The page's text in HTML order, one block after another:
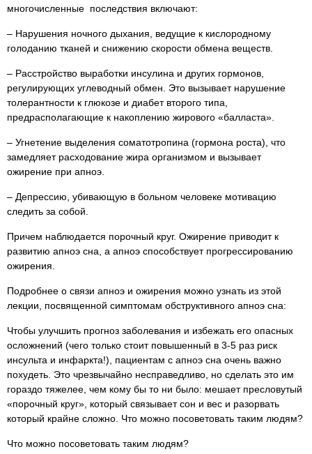
многочисленные последствия включают:
– Нарушения ночного дыхания, ведущие к кислородному
голоданию тканей и снижению скорости обмена веществ.
– Расстройство выработки инсулина и других гормонов,
регулирующих углеводный обмен. Это вызывает нарушение
толерантности к глюкозе и диабет второго типа,
предрасполагающие к накоплению жирового «балласта».
– Угнетение выделения соматотропина (гормона роста), что
замедляет расходование жира организмом и вызывает
ожирение при апноэ.
– Депрессию, убивающую в больном человеке мотивацию
следить за собой.
Причем наблюдается порочный круг. Ожирение приводит к
развитию апноэ сна, а апноэ способствует прогрессированию
ожирения.
Подробнее о связи апноэ и ожирения можно узнать из этой
лекции, посвященной симптомам обструктивного апноэ сна:
Чтобы улучшить прогноз заболевания и избежать его опасных
осложнений (чего только стоит повышенный в 3-5 раз риск
инсульта и инфаркта!), пациентам с апноэ сна очень важно
похудеть. Это чрезвычайно несправедливо, но сделать это им
гораздо тяжелее, чем кому бы то ни было: мешает пресловутый
«порочный круг», который связывает сон и вес и разорвать
который крайне сложно. Что можно посоветовать таким людям?
Что можно посоветовать таким людям?